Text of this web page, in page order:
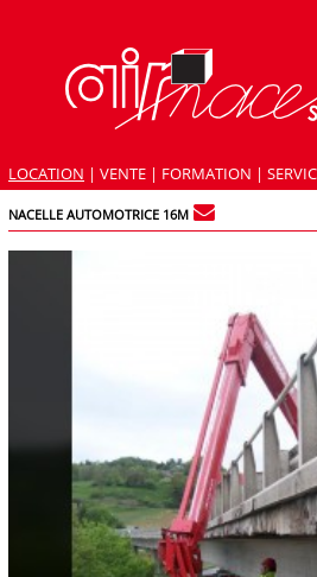
LOCATION | VENTE | FORMATION |
NACELLE AUTOMOTRICE 16M